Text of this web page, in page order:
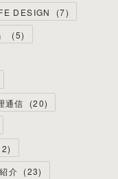
DESIGN
(7)
(5)
通信
(20)
)
介 (23)